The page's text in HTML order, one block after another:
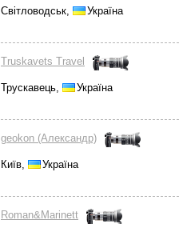
Світловодськ, Україна
Truskavets Travel
Трускавець, Україна
geokon (Александр)
Київ, Україна
Roman&Marinett